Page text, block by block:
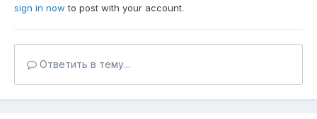
sign in now to post with your account.
Ответить в тему...